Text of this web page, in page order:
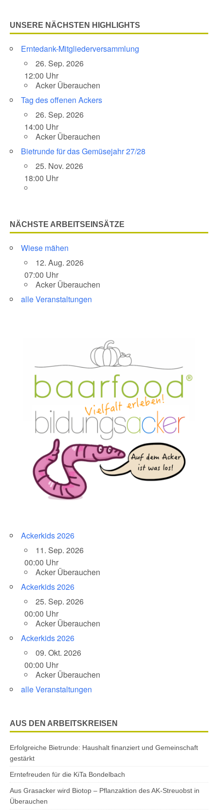
UNSERE NÄCHSTEN HIGHLIGHTS
Erntedank-Mitgliederversammlung
26. Sep. 2026
12:00 Uhr
Acker Überauchen
Tag des offenen Ackers
26. Sep. 2026
14:00 Uhr
Acker Überauchen
Bietrunde für das Gemüsejahr 27/28
25. Nov. 2026
18:00 Uhr
NÄCHSTE ARBEITSEINSÄTZE
Wiese mähen
12. Aug. 2026
07:00 Uhr
Acker Überauchen
alle Veranstaltungen
Ackerkids 2026
11. Sep. 2026
00:00 Uhr
Acker Überauchen
Ackerkids 2026
25. Sep. 2026
00:00 Uhr
Acker Überauchen
Ackerkids 2026
09. Okt. 2026
00:00 Uhr
Acker Überauchen
alle Veranstaltungen
AUS DEN ARBEITSKREISEN
Erfolgreiche Bietrunde: Haushalt finanziert und Gemeinschaft
gestärkt
Erntefreuden für die KiTa Bondelbach
Aus Grasacker wird Biotop – Pflanzaktion des AK-Streuobst in
Überauchen